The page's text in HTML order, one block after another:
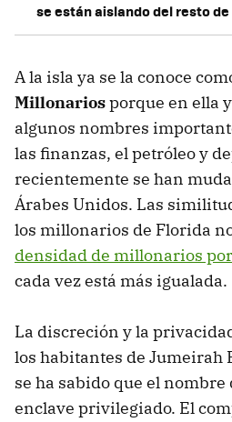
se están aislando del resto
A la isla ya se la conoce
Millonariosporque en ella
algunos nombres
las finanzas, el petróleo y
recientemente se han
Árabes Unidos. Las
los millonarios de Florida
densidad de millonarios
cada vez está más igualada.
La discreción y la
los habitantes de Jumeirah
se ha sabido que el nombre
enclave privilegiado. El